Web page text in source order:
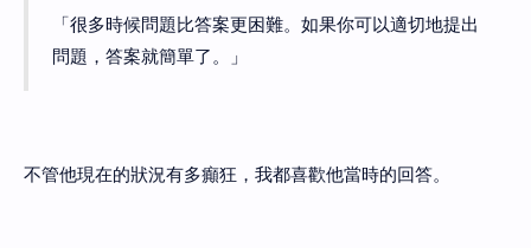
「很多時候問題比答案更困難。如果你可以適切地提出
問題，答案就簡單了。」
不管他現在的狀況有多癲狂，我都喜歡他當時的回答。